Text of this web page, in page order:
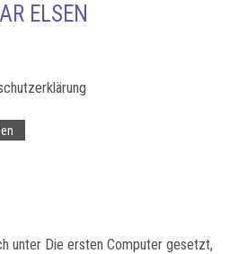
ELSEN
unter Die ersten Computer gesetzt,